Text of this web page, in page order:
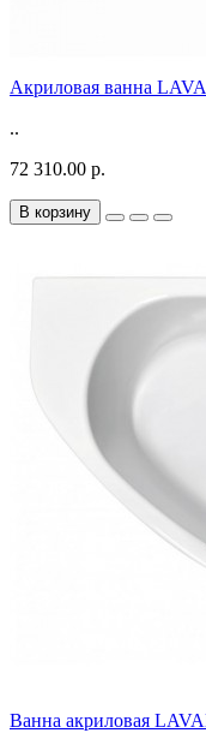
Акриловая ванна
..
72 310.00 р.
В корзину
Ванна акриловая